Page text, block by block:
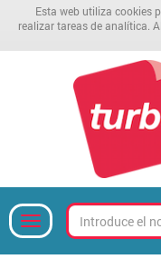
Esta web utiliza cookies
realizar tareas de analítica.